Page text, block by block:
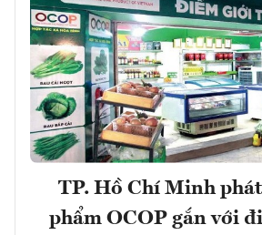
TP. Hồ Chí Minh
phẩm OCOP gắn với